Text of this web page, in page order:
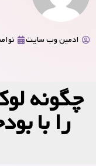
ادمین وب سایت نوامبر
چگونه
را با